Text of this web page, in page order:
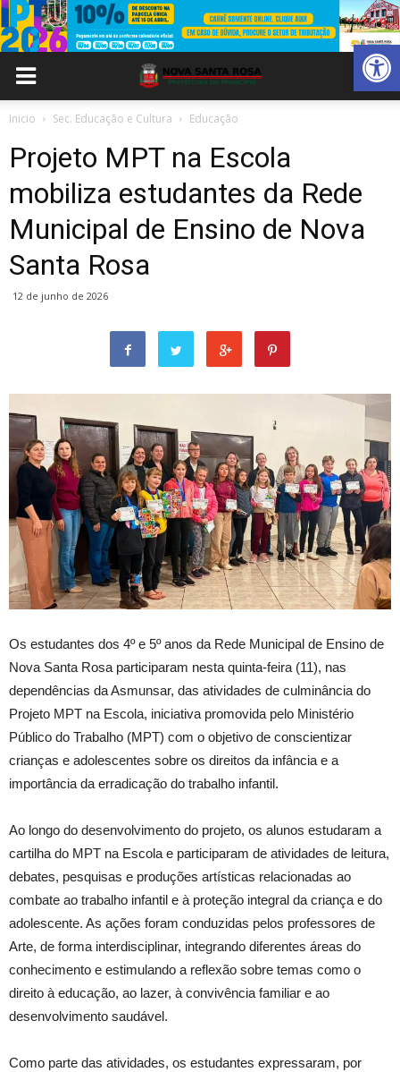
Abrir
Inicio Sec. Educação e Cultura Educação
Projeto MPT na Escola
mobiliza estudantes da Rede
Municipal de Ensino de Nova
Santa Rosa
12 de junho de 2026
Os estudantes dos 4º e 5º anos da Rede Municipal de Ensino de
Nova Santa Rosa participaram nesta quinta-feira (11), nas
dependências da Asmunsar, das atividades de culminância do
Projeto MPT na Escola, iniciativa promovida pelo Ministério
Público do Trabalho (MPT) com o objetivo de conscientizar
crianças e adolescentes sobre os direitos da infância e a
importância da erradicação do trabalho infantil.
Ao longo do desenvolvimento do projeto, os alunos estudaram a
cartilha do MPT na Escola e participaram de atividades de leitura,
debates, pesquisas e produções artísticas relacionadas ao
combate ao trabalho infantil e à proteção integral da criança e do
adolescente. As ações foram conduzidas pelos professores de
Arte, de forma interdisciplinar, integrando diferentes áreas do
conhecimento e estimulando a reflexão sobre temas como o
direito à educação, ao lazer, à convivência familiar e ao
desenvolvimento saudável.
Como parte das atividades, os estudantes expressaram, por